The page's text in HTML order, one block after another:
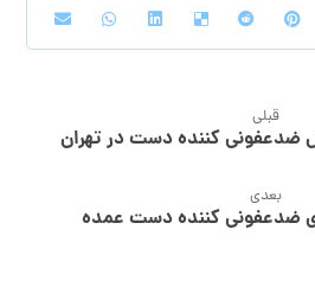
قبلی
ضدعفونی کننده دست در تهران
بعدی
ضدعفونی کننده دست عمده